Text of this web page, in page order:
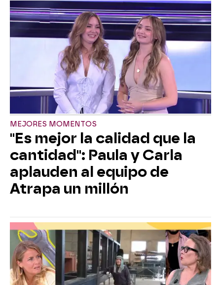
MEJORES MOMENTOS
"Es mejor la calidad que la
cantidad": Paula y Carla
aplauden al equipo de
Atrapa un millón